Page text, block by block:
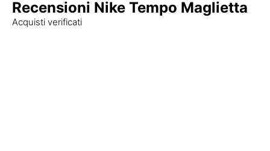
Recensioni Nike Tempo Maglietta
Acquisti verificati